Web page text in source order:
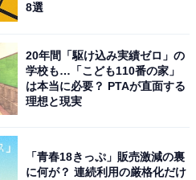
泊まれる？
野西2丁目837
々とした駐車場も完備され
8選
20年間「駆け込み実績ゼロ」の
学校も…「こども110番の家」
は本当に必要？ PTAが直面する
理想と現実
「青春18きっぷ」販売激減の裏
に何が？ 連続利用の厳格化だけ